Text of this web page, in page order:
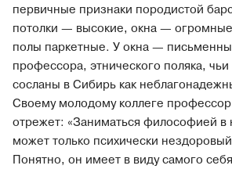
первичные признаки породистой
потолки — высокие, окна —
полы паркетные. У окна —
профессора, этнического поляка,
сосланы в Сибирь как
Своему молодому коллеге профессор
отрежет: «Заниматься философией в
может только психически
Понятно, он имеет в виду самого